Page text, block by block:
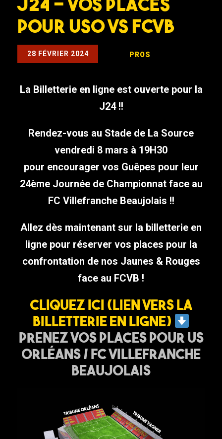
POUR USO VS FCVB
28 FÉVRIER 2024 PROS
La Billetterie en ligne est ouverte pour la
J24 !!
Rendez-vous au Stade de La Source
vendredi 8 mars à 19H30
pour encourager vos Guêpes pour leur
24ème Journée de Championnat face au
FC Villefranche Beaujolais !!
Allez dès maintenant sur la billetterie en
ligne pour réserver vos places pour la
confrontation de nos Jaunes & Rouges
face au FCVB !
Cliquez ici (lien vers la
billetterie en ligne)
Prenez vos places pour US
Orléans / FC Villefranche
Beaujolais